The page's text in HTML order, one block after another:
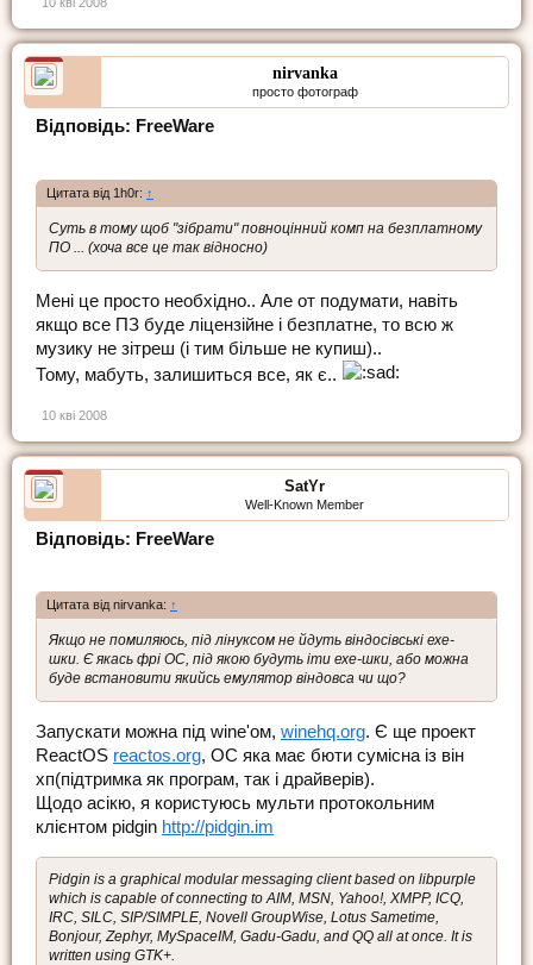
nirvanka
просто фотограф
Відповідь: FreeWare
Цитата від 1h0r: ↑
Суть в тому щоб "зібрати" повноцінний комп на безплатному
ПО ... (хоча все це так відносно)
Мені це просто необхідно.. Але от подумати, навіть
якщо все ПЗ буде ліцензійне і безплатне, то всю ж
музику не зітреш (і тим більше не купиш)..
Тому, мабуть, залишиться все, як є..
10 кві 2008
SatYr
Well-Known Member
Відповідь: FreeWare
Цитата від nirvanka: ↑
Якщо не помиляюсь, під лінуксом не йдуть віндосівські ехе-
шки. Є якась фрі ОС, під якою будуть іти ехе-шки, або можна
буде встановити якийсь емулятор віндовса чи що?
Запускати можна під wine'ом, winehq.org. Є ще проект
ReactOS reactos.org, ОС яка має бюти сумісна із він
хп(підтримка як програм, так і драйверів).
Щодо асікю, я користуюсь мульти протокольним
клієнтом pidgin http://pidgin.im
Pidgin is a graphical modular messaging client based on libpurple
which is capable of connecting to AIM, MSN, Yahoo!, XMPP, ICQ,
IRC, SILC, SIP/SIMPLE, Novell GroupWise, Lotus Sametime,
Bonjour, Zephyr, MySpaceIM, Gadu-Gadu, and QQ all at once. It is
written using GTK+.